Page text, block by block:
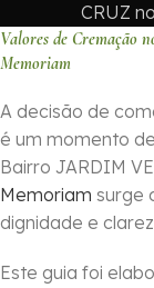
CRUZ
Valores de Cremação
Memoriam
A decisão de
é um momento
Bairro JARDIM
Memoriam surge
dignidade e
Este guia foi